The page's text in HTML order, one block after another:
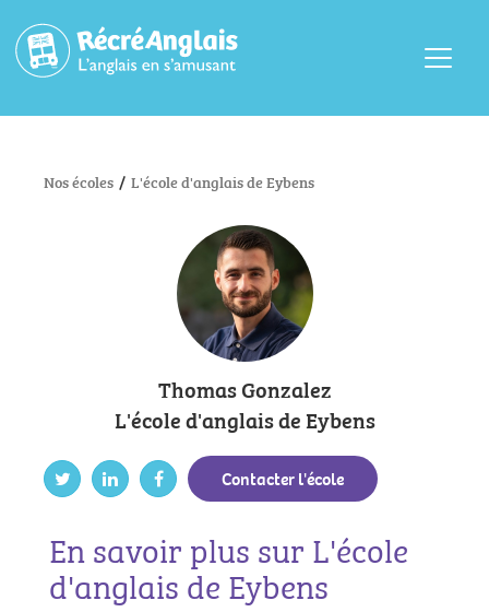
Menu
Nos écoles / L'école d'anglais de Eybens
Thomas Gonzalez
L'école d'anglais de Eybens
Contacter l'école
En savoir plus sur L'école
d'anglais de Eybens